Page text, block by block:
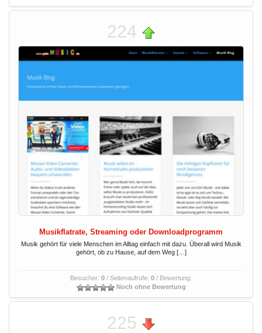
224
Musikflatrate, Streaming oder Downloadprogramm
Musik gehört für viele Menschen im Alltag einfach mit dazu. Überall wird Musik
gehört, ob zu Hause, auf dem Weg […]
Besucher: 0 / Seitenaufrufe: 0 / Bewertung:
Noch ohne Bewertung
225